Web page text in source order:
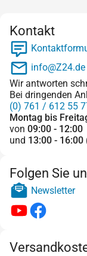
Kontakt
info@Z24.de
Wir antworten
Bei dringenden
(0) 761 / 612 55
Montag bis
von 09:00 - 12:00
und 13:00 - 16:00
Folgen Sie
Newsletter